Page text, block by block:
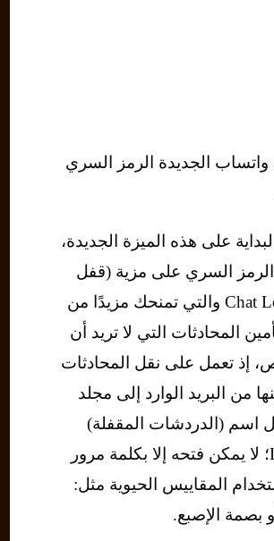
الجديدة الرمز السري
على هذه الميزة الجديدة،
السري على مزية (قفل
الدردشة) Chat Lock والتي تمنحك مزيدًا من
المحادثات التي لا تريد أن
إذ تعمل على نقل المحادثات
من البريد الوارد إلى مجلد
اسم (الدردشات المقفلة)
Locked Chats؛ لا يمكن فتحه إلا بكلمة مرور
المقاييس الحيوية مثل:
بصمة الإصبع.